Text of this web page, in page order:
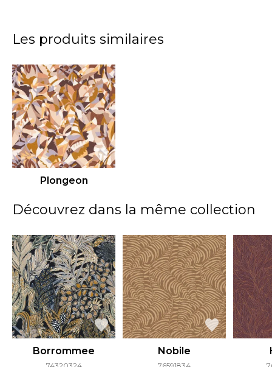
Les produits similaires
Plongeon
Découvrez dans la même collection
Borrommee Nobile